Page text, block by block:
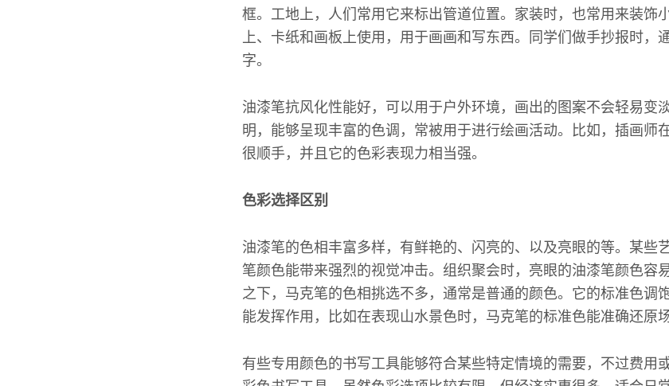
框。工地上，人们常用它来标出管道位置。家装时，也常用来装饰
上、卡纸和画板上使用，用于画画和写东西。同学们做手抄报时，
字。
油漆笔抗风化性能好，可以用于户外环境，画出的图案不会轻易变
明，能够呈现丰富的色调，常被用于进行绘画活动。比如，插画师
很顺手，并且它的色彩表现力相当强。
色彩选择区别
油漆笔的色相丰富多样，有鲜艳的、闪亮的、以及亮眼的等。某些
笔颜色能带来强烈的视觉冲击。组织聚会时，亮眼的油漆笔颜色容
之下，马克笔的色相挑选不多，通常是普通的颜色。它的标准色调
能发挥作用，比如在表现山水景色时，马克笔的标准色能准确还原
有些专用颜色的书写工具能够符合某些特定情境的需要，不过费用